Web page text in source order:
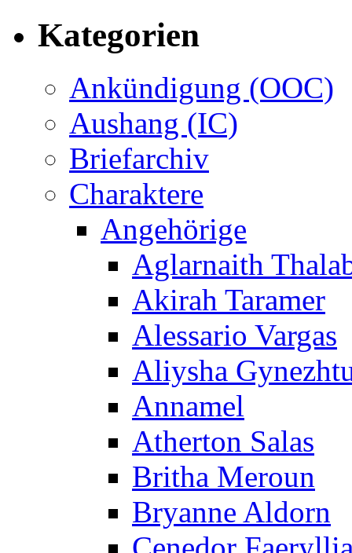
Kategorien
Ankündigung (OOC)
Aushang (IC)
Briefarchiv
Charaktere
Angehörige
Aglarnaith
Akirah Taramer
Alessario Vargas
Aliysha
Annamel
Atherton Salas
Britha Meroun
Bryanne Aldorn